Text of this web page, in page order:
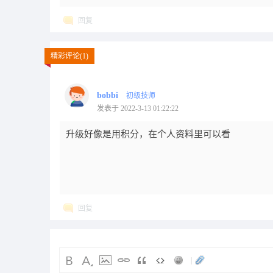
回复
精彩评论(1)
bobbi
初级技师
发表于 2022-3-13 01:22:22
升级好像是用积分，在个人资料里可以看
回复